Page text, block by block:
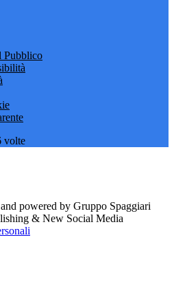
Pubblico
volte
powered by Gruppo Spaggiari
& New Social Media